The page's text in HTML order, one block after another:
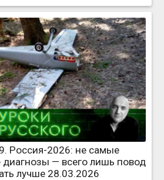
Россия-2026: не самые
— всего лишь повод
лучше 28.03.2026